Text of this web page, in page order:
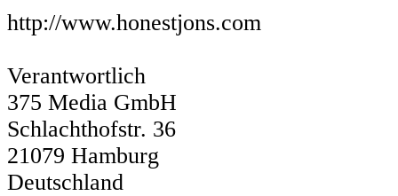
http://www.honestjons.com
Verantwortlich
375 Media GmbH
Schlachthofstr. 36
21079 Hamburg
Deutschland